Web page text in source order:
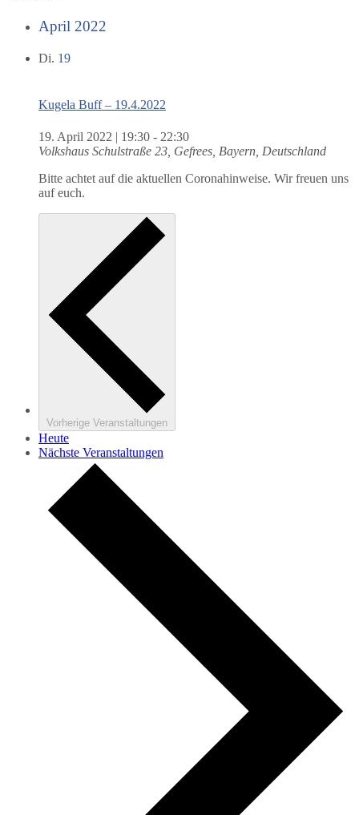
April 2022
Di. 19
Kugela Buff – 19.4.2022
19. April 2022 | 19:30 - 22:30
Volkshaus Schulstraße 23, Gefrees, Bayern, Deutschland
Bitte achtet auf die aktuellen Coronahinweise. Wir freuen uns
auf euch.
Vorherige Veranstaltungen
Heute
Nächste Veranstaltungen